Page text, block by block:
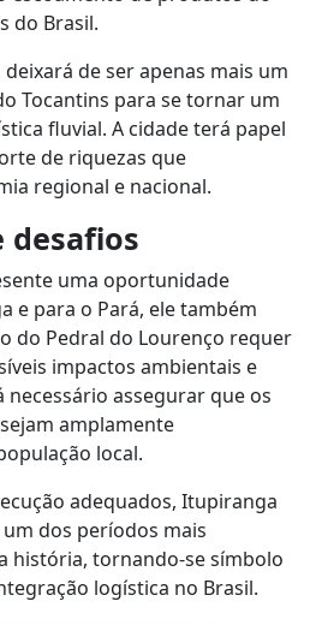
do Brasil.
de ser apenas mais um
Tocantins para se tornar um
fluvial. A cidade terá papel
de riquezas que
regional e nacional.
desafios
uma oportunidade
e para o Pará, ele também
do Pedral do Lourenço requer
impactos ambientais e
necessário assegurar que os
amplamente
local.
adequados, Itupiranga
dos períodos mais
história, tornando-se símbolo
logística no Brasil.